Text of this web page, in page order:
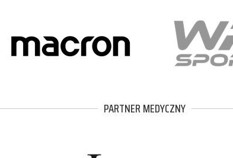
PARTNER MEDYCZNY